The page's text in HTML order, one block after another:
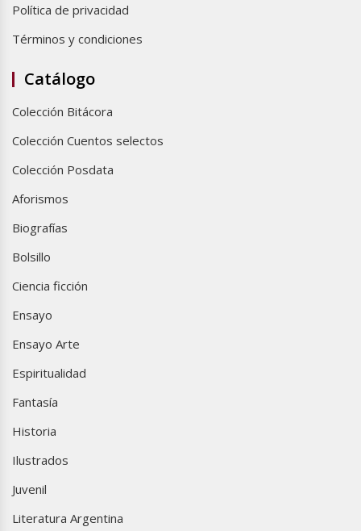
Política de privacidad
Términos y condiciones
Catálogo
Colección Bitácora
Colección Cuentos selectos
Colección Posdata
Aforismos
Biografías
Bolsillo
Ciencia ficción
Ensayo
Ensayo Arte
Espiritualidad
Fantasía
Historia
Ilustrados
Juvenil
Literatura Argentina